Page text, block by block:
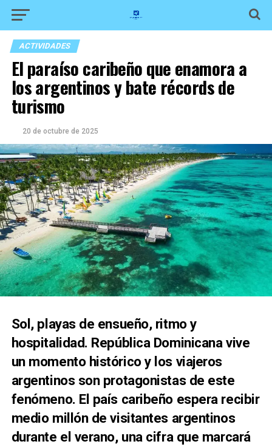
ACTIVIDADES
El paraíso caribeño que enamora a
los argentinos y bate récords de
turismo
20 de octubre de 2025
Sol, playas de ensueño, ritmo y
hospitalidad. República Dominicana vive
un momento histórico y los viajeros
argentinos son protagonistas de este
fenómeno. El país caribeño espera recibir
medio millón de visitantes argentinos
durante el verano, una cifra que marcará